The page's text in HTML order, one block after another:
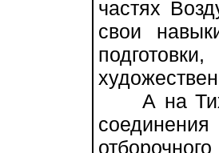
частях
свои
А на